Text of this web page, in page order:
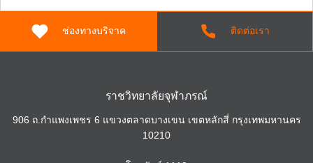
ช่องทางบริจาค ติดต่อเรา
ราชวิทยาลัยจุฬาภรณ์
906 ถ.กำแพงเพชร 6 แขวงตลาดบางเขน เขตหลักสี่ กรุงเทพมหานคร
10210